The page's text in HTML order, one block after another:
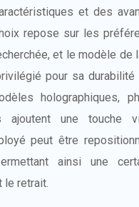
et des
repose sur les
et le modèle de
pour sa
holographiques,
ajoutent une touche
peut être
ainsi une
le retrait.